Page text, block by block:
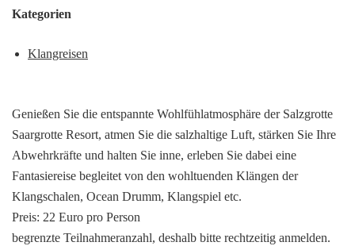
Kategorien
Klangreisen
Genießen Sie die entspannte Wohlfühlatmosphäre der Salzgrotte
Saargrotte Resort, atmen Sie die salzhaltige Luft, stärken Sie Ihre
Abwehrkräfte und halten Sie inne, erleben Sie dabei eine
Fantasiereise begleitet von den wohltuenden Klängen der
Klangschalen, Ocean Drumm, Klangspiel etc.
Preis: 22 Euro pro Person
begrenzte Teilnahmeranzahl, deshalb bitte rechtzeitig anmelden.